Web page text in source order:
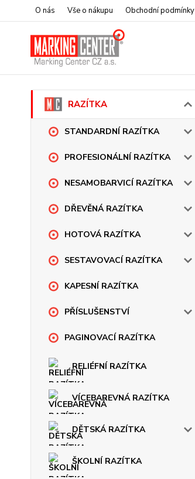
O nás Vše o nákupu Obchodní podmínky
RAZÍTKA
STANDARDNÍ RAZÍTKA
PROFESIONÁLNÍ RAZÍTKA
NESAMOBARVICÍ RAZÍTKA
DŘEVĚNÁ RAZÍTKA
HOTOVÁ RAZÍTKA
SESTAVOVACÍ RAZÍTKA
KAPESNÍ RAZÍTKA
PŘÍSLUŠENSTVÍ
PAGINOVACÍ RAZÍTKA
RELIÉFNÍ RAZÍTKA
VÍCEBAREVNÁ RAZÍTKA
DĚTSKÁ RAZÍTKA
ŠKOLNÍ RAZÍTKA